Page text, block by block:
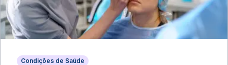
Condições de Saúde